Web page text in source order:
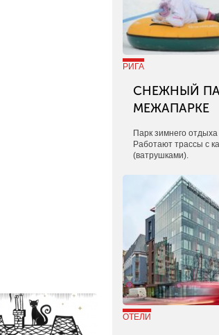
РИГА
СНЕЖНЫЙ
МЕЖАПАРКЕ
Парк зимнего отдыха
Работают трассы с
(ватрушками).
ОТЕЛИ